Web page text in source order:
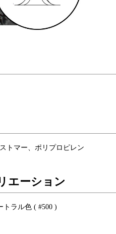
トマー、ポリプロピレン
エーション
トラル色 ( #500 )